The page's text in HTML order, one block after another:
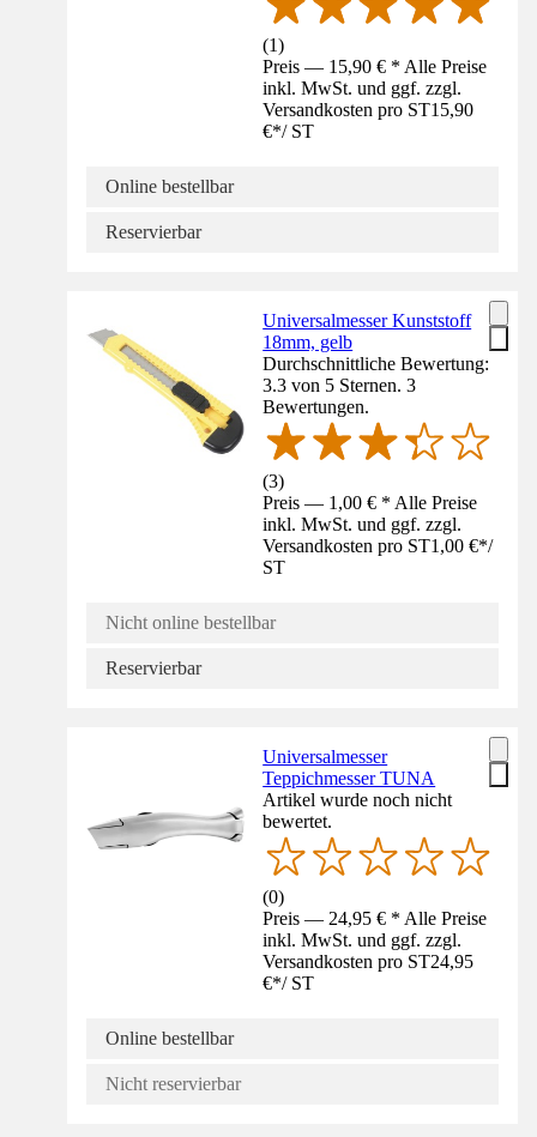
(1)
Preis — 15,90 € * Alle Preise
inkl. MwSt. und ggf. zzgl.
Versandkosten pro ST15,90
€*/ ST
Online bestellbar
Reservierbar
Universalmesser Kunststoff
18mm, gelb
Durchschnittliche Bewertung:
3.3 von 5 Sternen. 3
Bewertungen.
(3)
Preis — 1,00 € * Alle Preise
inkl. MwSt. und ggf. zzgl.
Versandkosten pro ST1,00 €*/
ST
Nicht online bestellbar
Reservierbar
Universalmesser
Teppichmesser TUNA
Artikel wurde noch nicht
bewertet.
(0)
Preis — 24,95 € * Alle Preise
inkl. MwSt. und ggf. zzgl.
Versandkosten pro ST24,95
€*/ ST
Online bestellbar
Nicht reservierbar